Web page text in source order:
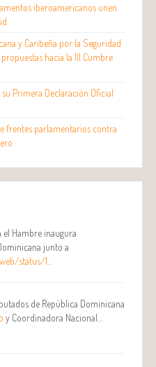
iberoamericanos unen
y Caribeña por la Seguridad
hacia la III Cumbre
su Primera Declaración Oficial
frentes parlamentarios contra
Hambre inaugura
junto a
status/1…
de República Dominicana
y Coordinadora Nacional…